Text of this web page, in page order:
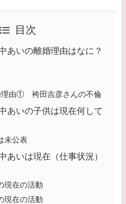
目次
あいの離婚理由はなに？
理由① 袴田吉彦さんの不倫
あいの子供は現在何して
未公表
あいは現在（仕事状況）
現在の活動
現在の活動